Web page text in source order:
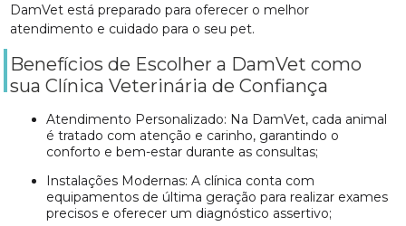
DamVet está preparado para oferecer o melhor
atendimento e cuidado para o seu pet.
Benefícios de Escolher a DamVet como
sua Clínica Veterinária de Confiança
Atendimento Personalizado: Na DamVet, cada animal
é tratado com atenção e carinho, garantindo o
conforto e bem-estar durante as consultas;
Instalações Modernas: A clínica conta com
equipamentos de última geração para realizar exames
precisos e oferecer um diagnóstico assertivo;